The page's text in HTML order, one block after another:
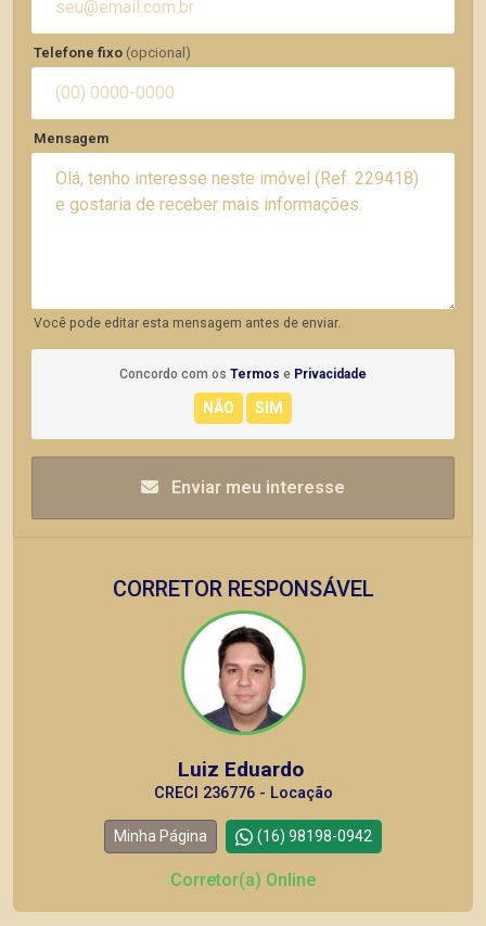
Telefone fixo (opcional)
Mensagem
Você pode editar esta mensagem antes de enviar.
Concordo com os Termos e Privacidade
Enviar meu interesse
CORRETOR RESPONSÁVEL
Luiz Eduardo
CRECI 236776 - Locação
Minha Página (16) 98198-0942
Corretor(a) Online